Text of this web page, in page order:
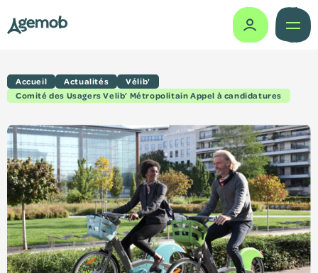
Missions
Gouvernance
Actes administratifs
Le vélo partagé
Comité des usagers
Études & travaux
Accueil Actualités
Vélib'
Comité des Usagers Velib’ Métropolitain Appel à candidatures